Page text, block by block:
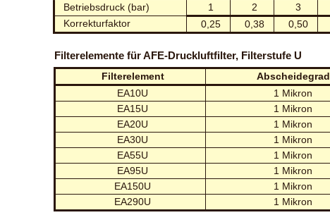
Betriebsdruck (bar) 1 2 3
Korrekturfaktor
0,25 0,38 0,50
Filterelemente für AFE-Druckluftfilter, Filterstufe U
Filterelement Abscheidegrad
EA10U
1 Mikron
EA15U
1 Mikron
EA20U
1 Mikron
EA30U
1 Mikron
EA55U
1 Mikron
EA95U
1 Mikron
EA150U
1 Mikron
EA290U
1 Mikron